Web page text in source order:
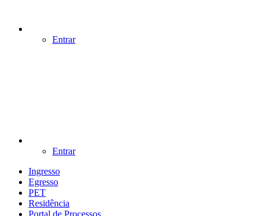
Entrar
Entrar
Ingresso
Egresso
PET
Residência
Portal de Processos